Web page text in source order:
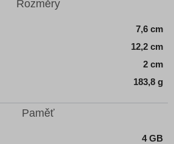
Rozměry
7,6 cm
12,2 cm
2 cm
183,8 g
Paměť
4 GB